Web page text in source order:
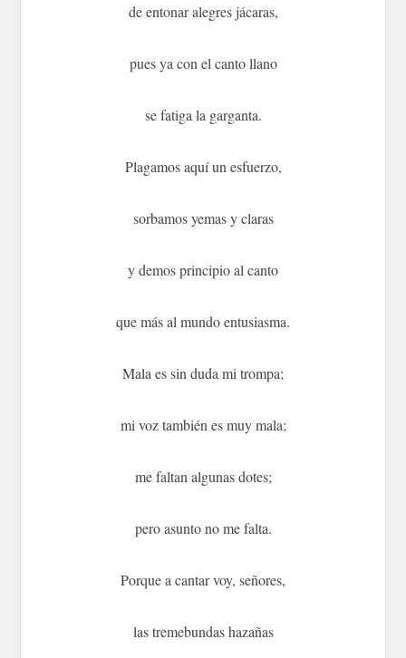
de entonar alegres jácaras,
pues ya con el canto llano
se fatiga la garganta.
Plagamos aquí un esfuerzo,
sorbamos yemas y claras
y demos principio al canto
que más al mundo entusiasma.
Mala es sin duda mi trompa;
mi voz también es muy mala;
me faltan algunas dotes;
pero asunto no me falta.
Porque a cantar voy, señores,
las tremebundas hazañas